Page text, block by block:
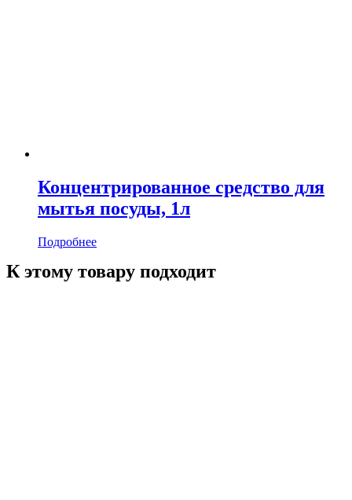
Концентрированное средство для
мытья посуды, 1л
Подробнее
К этому товару подходит